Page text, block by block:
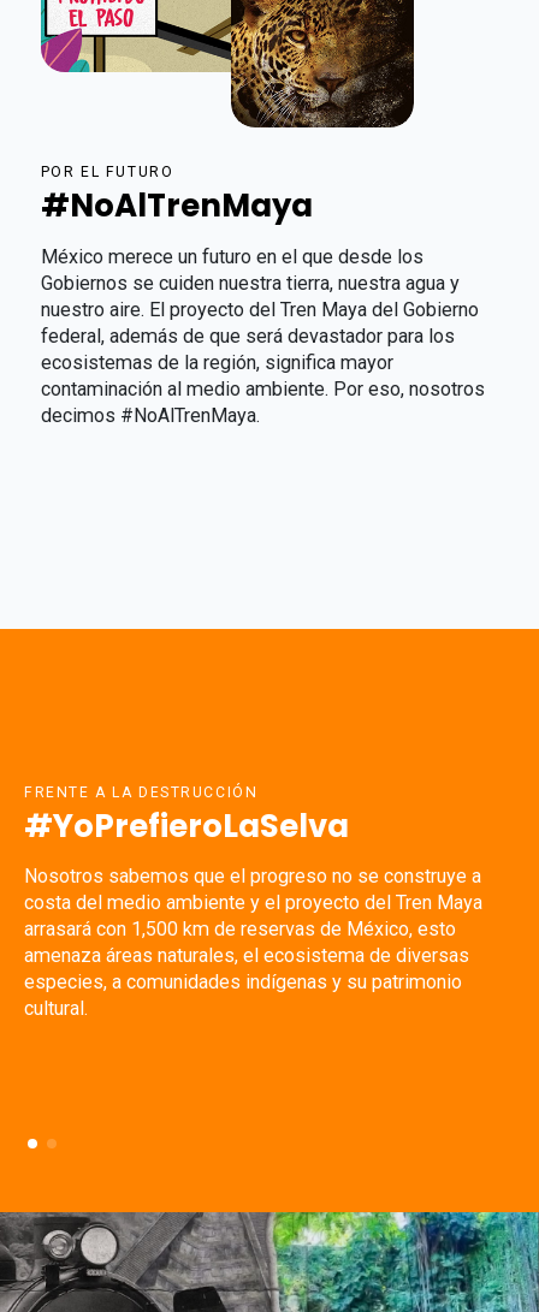
POR EL FUTURO
#NoAlTrenMaya
México merece un futuro en el que desde los
Gobiernos se cuiden nuestra tierra, nuestra agua y
nuestro aire. El proyecto del Tren Maya del Gobierno
federal, además de que será devastador para los
ecosistemas de la región, significa mayor
contaminación al medio ambiente. Por eso, nosotros
decimos #NoAlTrenMaya.
a
Maya
esto
#YoPrefieroLaSelva
La región por la que atravesaría el Tren
de millones de especies mexicanas,
peligro de extinción. Este proyecto pone en
vida. Por los jaguares, por los tucanes, por
aulladores, por nuestro futuro,